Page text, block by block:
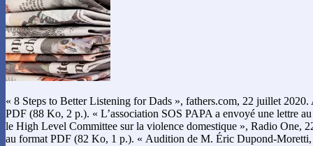
« 8 Steps to Better Listening for Dads », fathers.com, 22 juillet
PDF (88 Ko, 2 p.). « L’association SOS PAPA a envoyé une lettre
le High Level Committee sur la violence domestique », Radio One,
au format PDF (82 Ko, 1 p.). « Audition de M. Éric Dupond-Moretti,